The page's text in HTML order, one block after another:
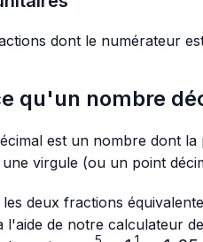
dont le numérateur
qu'un nombre
est un nombre dont
virgule (ou un point
deux fractions
l'aide de notre calculateur